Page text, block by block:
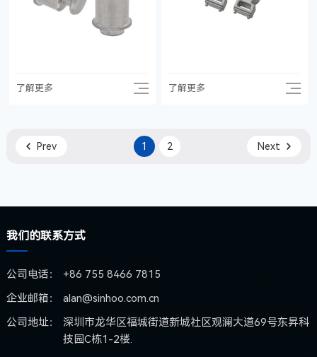
了解更多 了解更多
Prev 1 2 Next
我们的联系方式
公司电话：
+86 755 8466 7815
企业邮箱：
alan@sinhoo.com.cn
公司地址：
深圳市龙华区福城街道新城社区观澜大道69号东昇科
技园C栋1-2楼.